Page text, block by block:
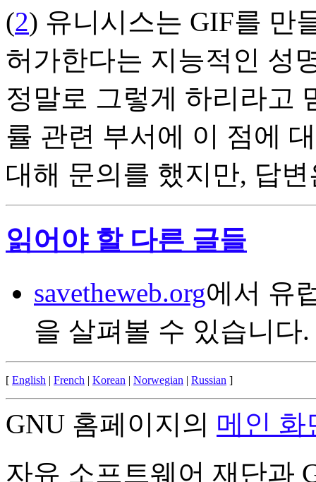
(2) 유니시스는 GIF를 만
허가한다는 지능적인 성
정말로 그렇게 하리라고
률 관련 부서에 이 점에
대해 문의를 했지만, 답
읽어야 할 다른 글들
savetheweb.org에서 유
을 살펴볼 수 있습니다.
[ English | French | Korean | Norwegian | Russian ]
GNU 홈페이지의 메인 화
자유 소프트웨어 재단과